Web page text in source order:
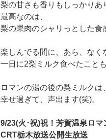
梨の甘さも香りもしっかりあ
最高なのは、
梨の果肉のシャリっとした食
楽しんでる間に、あら、なく
一日に2梨ミルク食べたこと
ロマンの湯の後の梨ミルクは
幸せ過ぎて、声出ます(笑)。
9/23(火･祝)祝！芳賀温泉ロ
CRT栃木放送公開生放送